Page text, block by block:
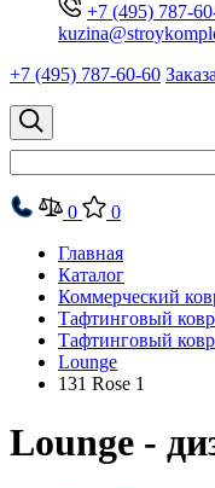
+7 (495) 787-
+7 (495) 787-60-60
0
0
Главная
Каталог
Коммерческий
Тафтинговый
Тафтинговый
Lounge
131 Rose 1
Lounge -